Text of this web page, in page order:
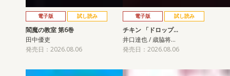
電子版 試し読み
閻魔の教室 第6巻
田中優吏
発売日：2026.08.06
電子版 試し読み
チキン 「ドロップ…
井口達也 / 歳脇将…
発売日：2026.08.06